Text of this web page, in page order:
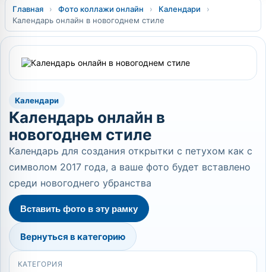
Главная › Фото коллажи онлайн › Календари
›
Календарь онлайн в новогоднем стиле
Календари
Календарь онлайн в
новогоднем стиле
Календарь для создания открытки с петухом как с
символом 2017 года, а ваше фото будет вставлено
среди новогоднего убранства
Вставить фото в эту рамку
Вернуться в категорию
КАТЕГОРИЯ